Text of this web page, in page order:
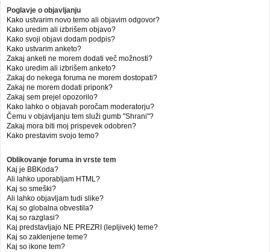
Poglavje o objavljanju
Kako ustvarim novo temo ali objavim odgovor?
Kako uredim ali izbrišem objavo?
Kako svoji objavi dodam podpis?
Kako ustvarim anketo?
Zakaj anketi ne morem dodati več možnosti?
Kako uredim ali izbrišem anketo?
Zakaj do nekega foruma ne morem dostopati?
Zakaj ne morem dodati priponk?
Zakaj sem prejel opozorilo?
Kako lahko o objavah poročam moderatorju?
Čemu v objavljanju tem služi gumb "Shrani"?
Zakaj mora biti moj prispevek odobren?
Kako prestavim svojo temo?
Oblikovanje foruma in vrste tem
Kaj je BBKoda?
Ali lahko uporabljam HTML?
Kaj so smeški?
Ali lahko objavljam tudi slike?
Kaj so globalna obvestila?
Kaj so razglasi?
Kaj predstavljajo NE PREZRI (lepljivek) teme?
Kaj so zaklenjene teme?
Kaj so ikone tem?